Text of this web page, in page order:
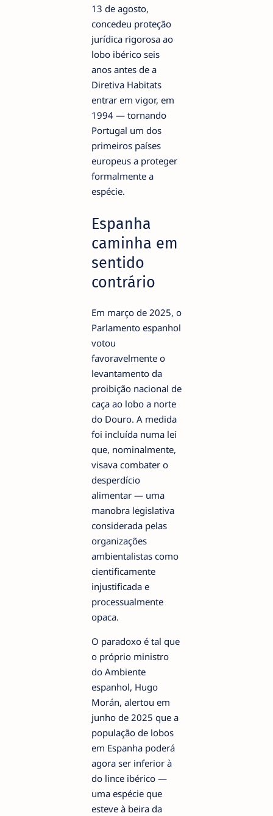
13 de agosto,
concedeu proteção
jurídica rigorosa ao
lobo ibérico seis
anos antes de a
Diretiva Habitats
entrar em vigor, em
1994 — tornando
Portugal um dos
primeiros países
europeus a proteger
formalmente a
espécie.
Espanha
caminha em
sentido
contrário
Em março de 2025, o
Parlamento espanhol
votou
favoravelmente o
levantamento da
proibição nacional de
caça ao lobo a norte
do Douro. A medida
foi incluída numa lei
que, nominalmente,
visava combater o
desperdício
alimentar — uma
manobra legislativa
considerada pelas
organizações
ambientalistas como
cientificamente
injustificada e
processualmente
opaca.
O paradoxo é tal que
o próprio ministro
do Ambiente
espanhol, Hugo
Morán, alertou em
junho de 2025 que a
população de lobos
em Espanha poderá
agora ser inferior à
do lince ibérico —
uma espécie que
esteve à beira da